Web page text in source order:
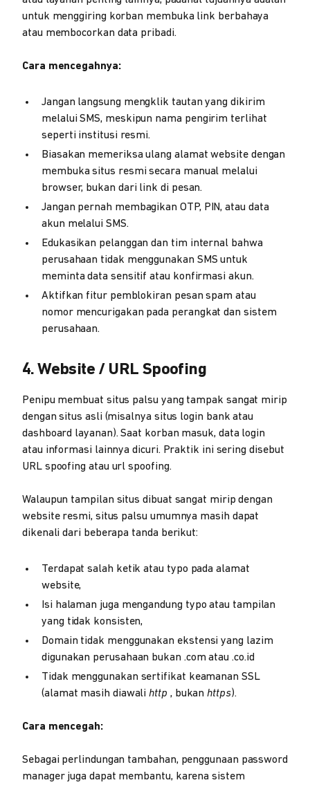
untuk menggiring korban membuka link berbahaya
atau membocorkan data pribadi.
Cara mencegahnya:
Jangan langsung mengklik tautan yang dikirim
melalui SMS, meskipun nama pengirim terlihat
seperti institusi resmi.
Biasakan memeriksa ulang alamat website dengan
membuka situs resmi secara manual melalui
browser, bukan dari link di pesan.
Jangan pernah membagikan OTP, PIN, atau data
akun melalui SMS.
Edukasikan pelanggan dan tim internal bahwa
perusahaan tidak menggunakan SMS untuk
meminta data sensitif atau konfirmasi akun.
Aktifkan fitur pemblokiran pesan spam atau
nomor mencurigakan pada perangkat dan sistem
perusahaan.
4. Website / URL Spoofing
Penipu membuat situs palsu yang tampak sangat mirip
dengan situs asli (misalnya situs login bank atau
dashboard layanan). Saat korban masuk, data login
atau informasi lainnya dicuri. Praktik ini sering disebut
URL spoofing atau url spoofing.
Walaupun tampilan situs dibuat sangat mirip dengan
website resmi, situs palsu umumnya masih dapat
dikenali dari beberapa tanda berikut:
Terdapat salah ketik atau typo pada alamat
website,
Isi halaman juga mengandung typo atau tampilan
yang tidak konsisten,
Domain tidak menggunakan ekstensi yang lazim
digunakan perusahaan bukan .com atau .co.id
Tidak menggunakan sertifikat keamanan SSL
(alamat masih diawalihttp , bukanhttps).
Cara mencegah:
Sebagai perlindungan tambahan, penggunaan password
manager juga dapat membantu, karena sistem